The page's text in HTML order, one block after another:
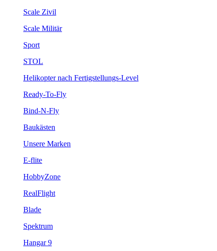
Scale Zivil
Scale Militär
Sport
STOL
Helikopter nach Fertigstellungs-Level
Ready-To-Fly
Bind-N-Fly
Baukästen
Unsere Marken
E-flite
HobbyZone
RealFlight
Blade
Spektrum
Hangar 9